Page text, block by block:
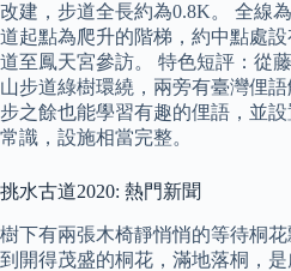
改建，步道全長約為0.8K。 全線
道起點為爬升的階梯，約中點處
道至鳳天宮參訪。 特色短評：從
山步道綠樹環繞，兩旁有臺灣俚
步之餘也能學習有趣的俚語，並
常識，設施相當完整。
挑水古道2020: 熱門新聞
樹下有兩張木椅靜悄悄的等待桐
到開得茂盛的桐花，滿地落桐，是